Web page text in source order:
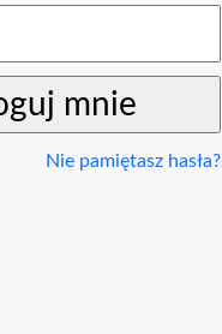
Nie pamiętasz hasła?